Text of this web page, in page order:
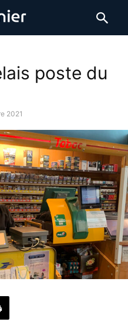
poste du
2021